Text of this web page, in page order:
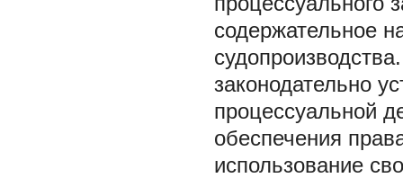
содержательное
законодательно
процессуальной
обеспечения
использование